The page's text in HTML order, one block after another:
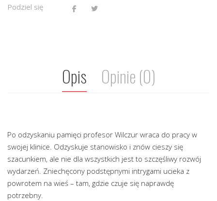
Podziel się
Opis Opinie (0)
Po odzyskaniu pamięci profesor Wilczur wraca do pracy w
swojej klinice. Odzyskuje stanowisko i znów cieszy się
szacunkiem, ale nie dla wszystkich jest to szczęśliwy rozwój
wydarzeń. Zniechęcony podstępnymi intrygami ucieka z
powrotem na wieś – tam, gdzie czuje się naprawdę
potrzebny.